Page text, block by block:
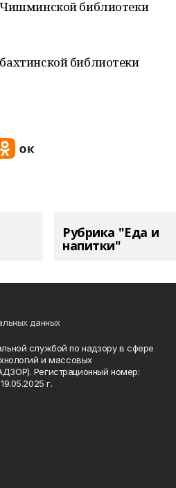
библиотеки
библиотеки
Рубрика "Еда и
напитки"
данных
службой по надзору в сфере
и массовых
Регистрационный номер:
г.